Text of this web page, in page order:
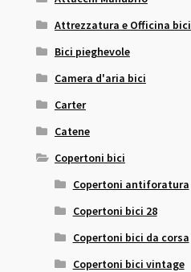
Attrezzatura e Officina bici
Bici pieghevole
Camera d'aria bici
Carter
Catene
Copertoni bici
Copertoni antiforatura
Copertoni bici 28
Copertoni bici da corsa
Copertoni bici vintage